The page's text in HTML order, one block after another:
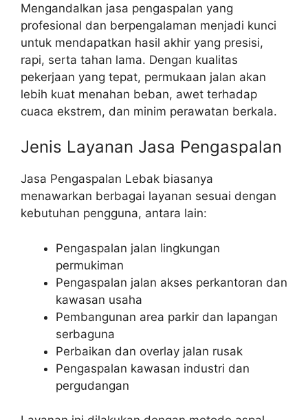
Mengandalkan jasa pengaspalan yang
profesional dan berpengalaman menjadi kunci
untuk mendapatkan hasil akhir yang presisi,
rapi, serta tahan lama. Dengan kualitas
pekerjaan yang tepat, permukaan jalan akan
lebih kuat menahan beban, awet terhadap
cuaca ekstrem, dan minim perawatan berkala.
Jenis Layanan Jasa Pengaspalan
Jasa Pengaspalan Lebak biasanya
menawarkan berbagai layanan sesuai dengan
kebutuhan pengguna, antara lain:
Pengaspalan jalan lingkungan
permukiman
Pengaspalan jalan akses perkantoran dan
kawasan usaha
Pembangunan area parkir dan lapangan
serbaguna
Perbaikan dan overlay jalan rusak
Pengaspalan kawasan industri dan
pergudangan